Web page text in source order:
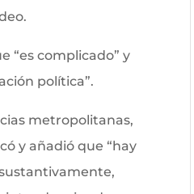
“es complicado” y
política”.
metropolitanas,
y añadió que “hay